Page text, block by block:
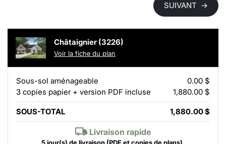
SUIVANT →
Châtaignier (3226)
Voir la fiche du plan
Sous-sol aménageable
0.00 $
3 copies papier + version PDF incluse
1,880.00 $
SOUS-TOTAL 1,880.00 $
Livraison rapide